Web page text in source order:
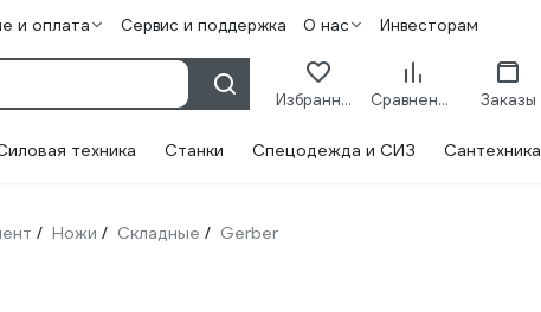
и оплата Сервис и поддержка О нас Инвесторам
Избранное Сравнение Заказы
техника Станки Спецодежда и СИЗ Сантехника
/ Ножи / Складные / Gerber